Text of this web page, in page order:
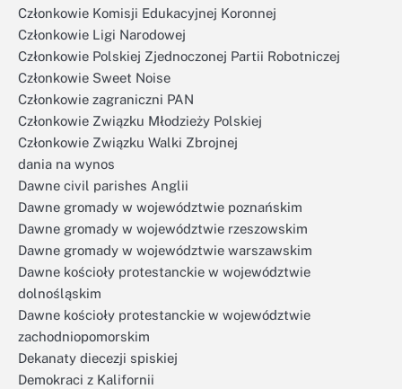
Członkowie Komisji Edukacyjnej Koronnej
Członkowie Ligi Narodowej
Członkowie Polskiej Zjednoczonej Partii Robotniczej
Członkowie Sweet Noise
Członkowie zagraniczni PAN
Członkowie Związku Młodzieży Polskiej
Członkowie Związku Walki Zbrojnej
dania na wynos
Dawne civil parishes Anglii
Dawne gromady w województwie poznańskim
Dawne gromady w województwie rzeszowskim
Dawne gromady w województwie warszawskim
Dawne kościoły protestanckie w województwie
dolnośląskim
Dawne kościoły protestanckie w województwie
zachodniopomorskim
Dekanaty diecezji spiskiej
Demokraci z Kalifornii